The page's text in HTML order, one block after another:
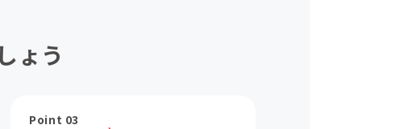
ょう
Point 03